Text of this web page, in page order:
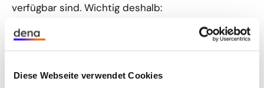
Diese Webseite verwendet Cookies
verfügbar sind. Wichtig deshalb:
koordinierter Ausbau der der Betankungs- und
Ladeinfrastrukturen sowie – nicht zuletzt -